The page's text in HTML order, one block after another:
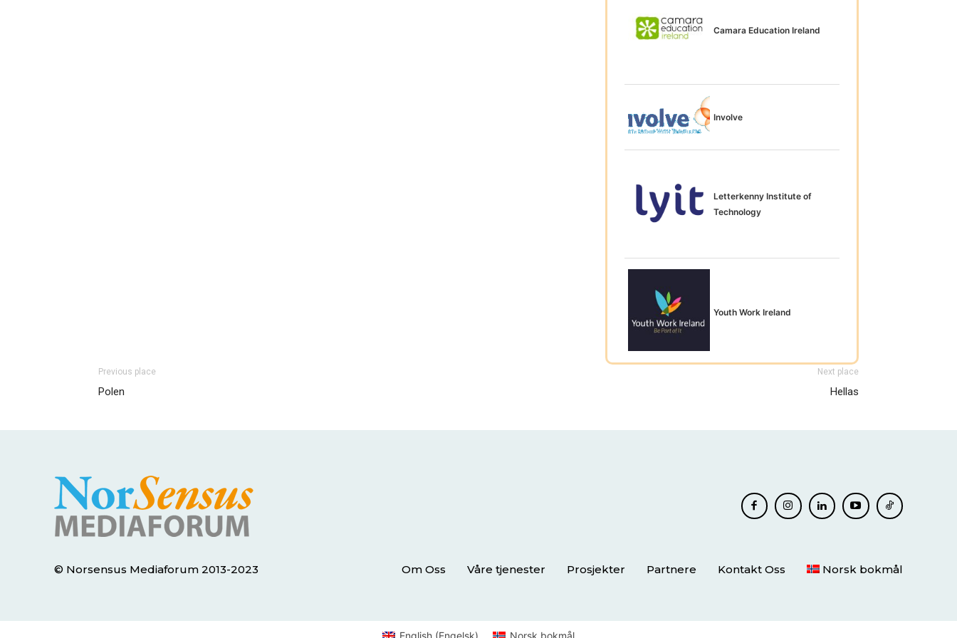
Camara Education Ireland
Involve
Letterkenny Institute of
Technology
Youth Work Ireland
Previous place
Polen
Next place
Hellas
© Norsensus Mediaforum 2013-2023 Om Oss Våre tjenester Prosjekter Partnere Kontakt Oss Norsk bokmål
English (Engelsk) Norsk bokmål